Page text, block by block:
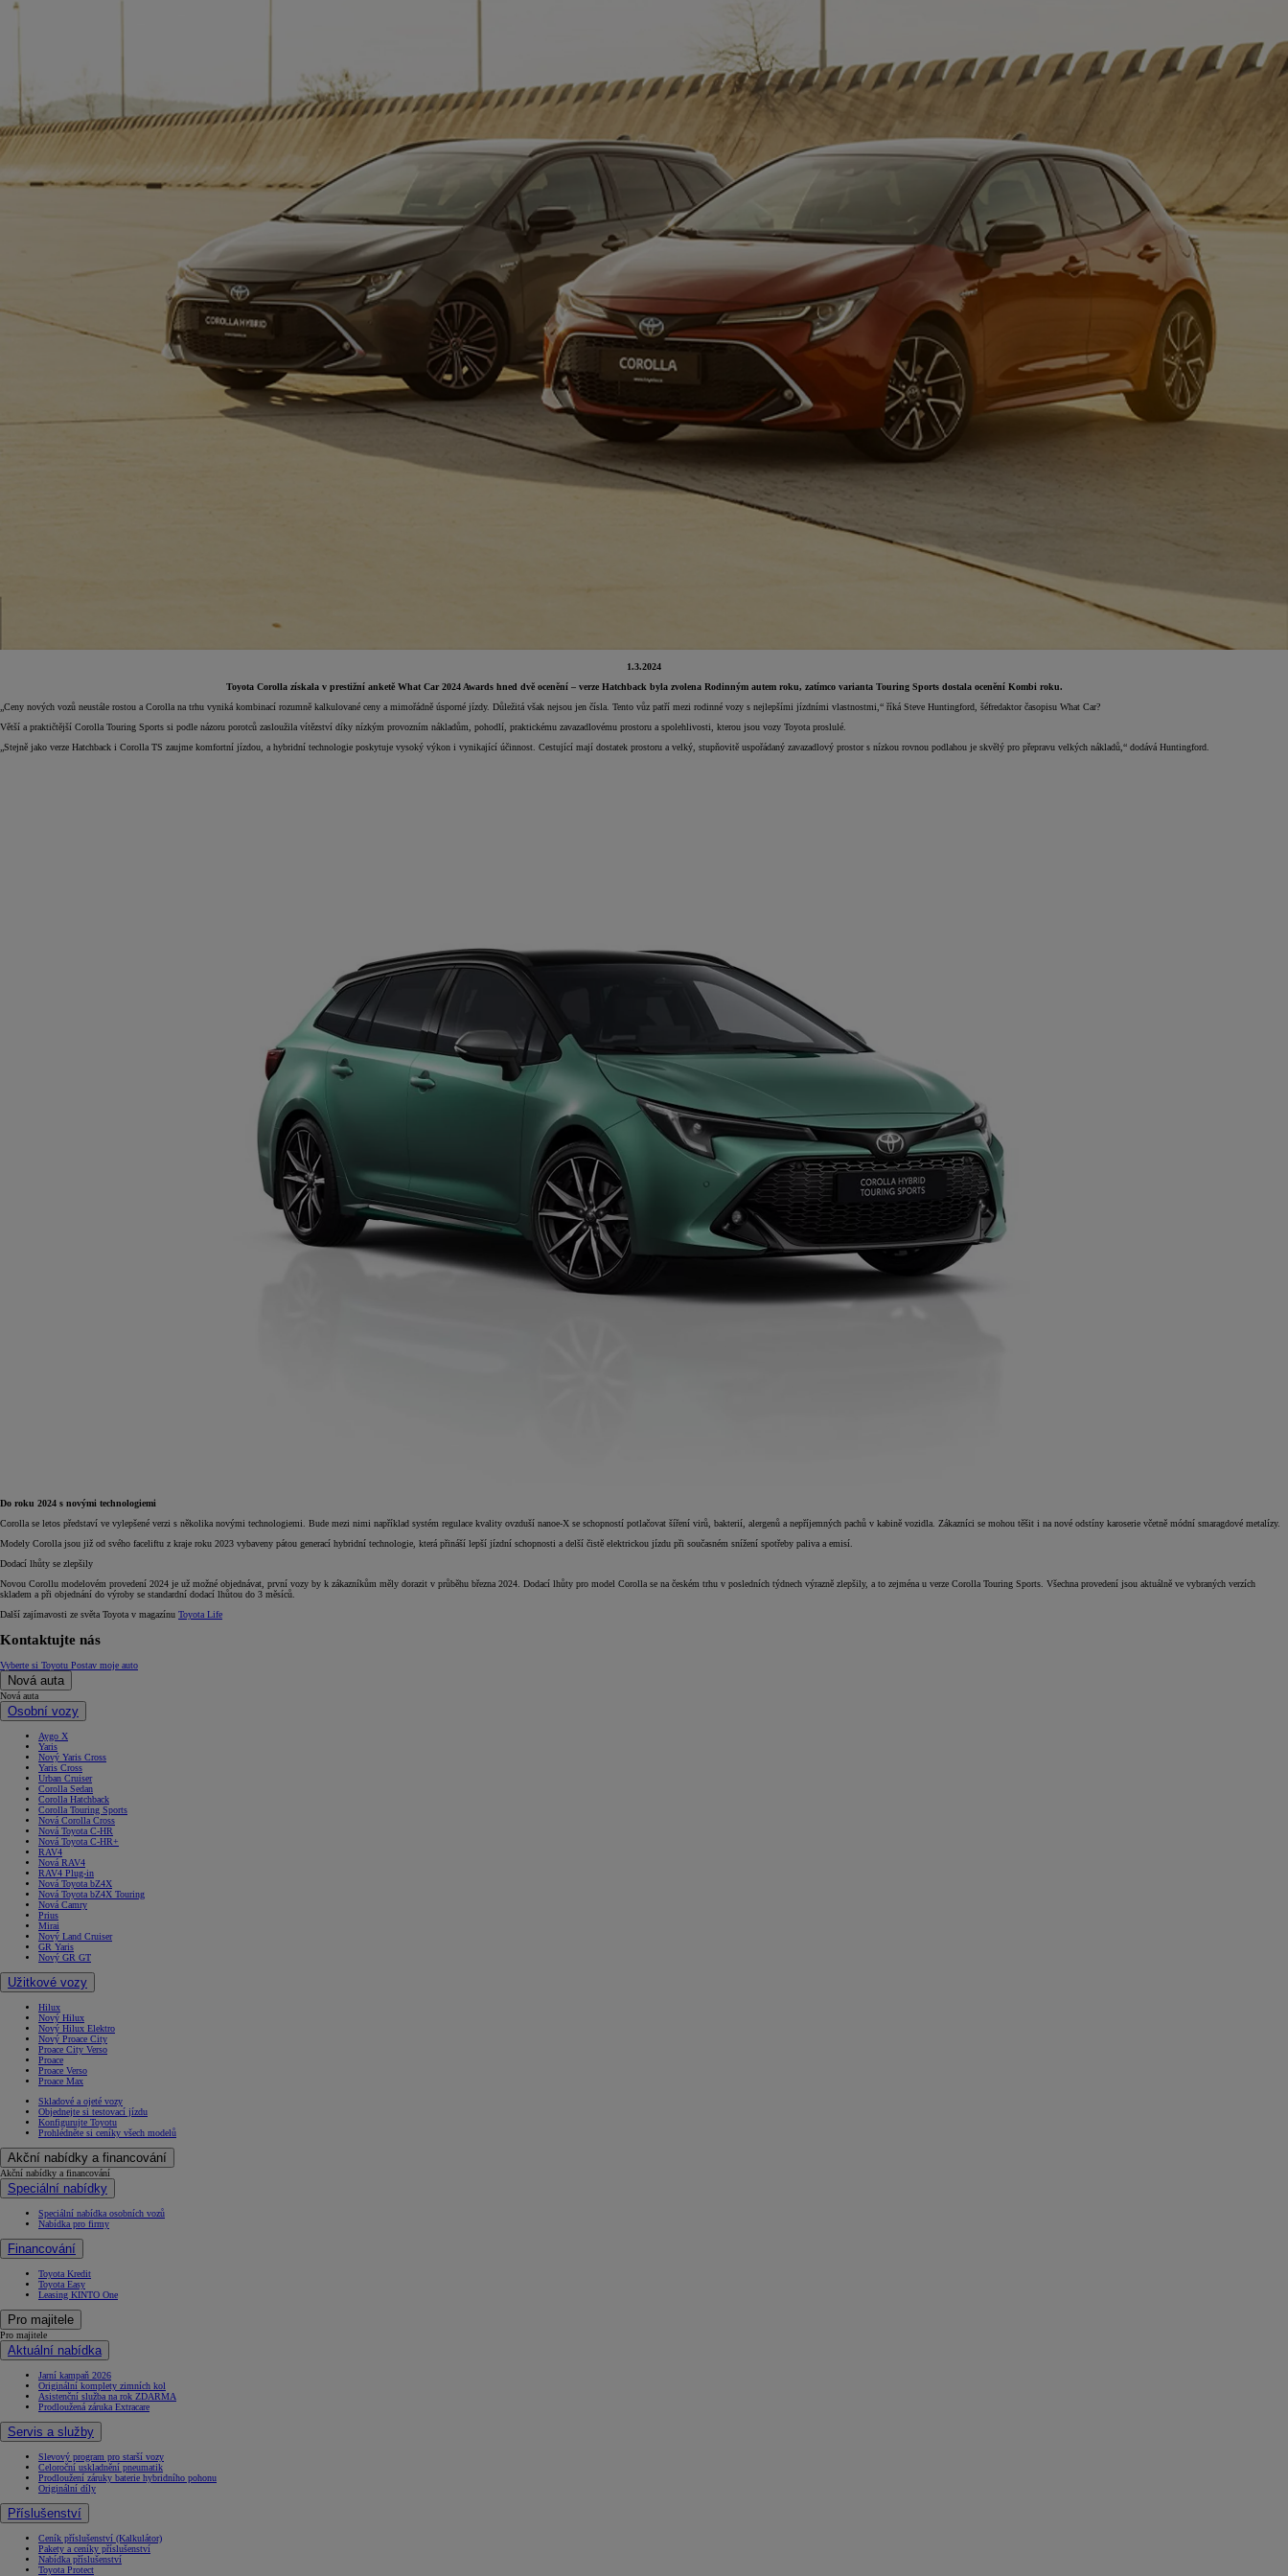
Od399 000 Kč s DPH
vč. zvýhodnění20 000 Kč
Od549 000 Kč
vč. zvýhodnění75 000 Kč
Corolla Hatchback
HYBRID
1.3.2024
Toyota Corolla získala v prestižní anketě What Car 2024 Awards hned dvě ocenění – verze Hatchback byla zvolena Rodinným autem roku, zatímco varianta Touring Sports dostala ocenění Kombi roku.
„Ceny nových vozů neustále rostou a Corolla na trhu vyniká kombinací rozumně kalkulované ceny a mimořádně úsporné jízdy. Důležitá však nejsou jen čísla. Tento vůz patří mezi rodinné vozy s nejlepšími jízdními vlastnostmi,“ říká Steve Huntingford, šéfredaktor časopisu What Car?
Větší a praktičtější Corolla Touring Sports si podle názoru porotců zasloužila vítězství díky nízkým provozním nákladům, pohodlí, praktickému zavazadlovému prostoru a spolehlivosti, kterou jsou vozy Toyota proslulé.
„Stejně jako verze Hatchback i Corolla TS zaujme komfortní jízdou, a hybridní technologie poskytuje vysoký výkon i vynikající účinnost. Cestující mají dostatek prostoru a velký, stupňovitě uspořádaný zavazadlový prostor s nízkou rovnou podlahou je skvělý pro přepravu velkých nákladů,“ dodává Huntingford.
Do roku 2024 s novými technologiemi
Corolla se letos představí ve vylepšené verzi s několika novými technologiemi. Bude mezi nimi například systém regulace kvality ovzduší nanoe-X se schopností potlačovat šíření virů, bakterií, alergenů a nepříjemných pachů v kabině vozidla. Zákazníci se mohou těšit i na nové odstíny karoserie včetně módní smaragdové metalízy.
Modely Corolla jsou již od svého faceliftu z kraje roku 2023 vybaveny pátou generací hybridní technologie, která přináší lepší jízdní schopnosti a delší čistě elektrickou jízdu při současném snížení spotřeby paliva a emisí.
Dodací lhůty se zlepšily
Novou Corollu modelovém provedení 2024 je už možné objednávat, první vozy by k zákazníkům měly dorazit v průběhu března 2024. Dodací lhůty pro model Corolla se na českém trhu v posledních týdnech výrazně zlepšily, a to zejména u verze Corolla Touring Sports. Všechna provedení jsou aktuálně ve vybraných verzích
skladem a při objednání do výroby se standardní dodací lhůtou do 3 měsíců.
Další zajímavosti ze světa Toyota v magazínu Toyota Life
Kontaktujte nás
Vyberte si Toyotu Postav moje auto
Nová auta
Nová auta
Osobní vozy
Aygo X
Yaris
Nový Yaris Cross
Yaris Cross
Urban Cruiser
Corolla Sedan
Corolla Hatchback
Corolla Touring Sports
Nová Corolla Cross
Nová Toyota C-HR
Nová Toyota C-HR+
RAV4
Nová RAV4
RAV4 Plug-in
Nová Toyota bZ4X
Nová Toyota bZ4X Touring
Nová Camry
Prius
Mirai
Nový Land Cruiser
GR Yaris
Nový GR GT
Užitkové vozy
Hilux
Nový Hilux
Nový Hilux Elektro
Nový Proace City
Proace City Verso
Proace
Proace Verso
Proace Max
Skladové a ojeté vozy
Objednejte si testovací jízdu
Konfigurujte Toyotu
Prohlédněte si ceníky všech modelů
Akční nabídky a financování
Akční nabídky a financování
Speciální nabídky
Speciální nabídka osobních vozů
Nabídka pro firmy
Financování
Toyota Kredit
Toyota Easy
Leasing KINTO One
Pro majitele
Pro majitele
Aktuální nabídka
Jarní kampaň 2026
Originální komplety zimních kol
Asistenční služba na rok ZDARMA
Prodloužená záruka Extracare
Servis a služby
Slevový program pro starší vozy
Celoroční uskladnění pneumatik
Prodloužení záruky baterie hybridního pohonu
Originální díly
Příslušenství
Ceník příslušenství (Kalkulátor)
Pakety a ceníky příslušenství
Nabídka příslušenství
Toyota Protect